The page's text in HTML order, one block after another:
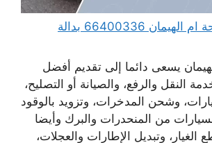
ونش كرين سطحة ام الهيمان 66400336 بدالة
يسعى دائما إلى تقديم أفضل
النقل والرفع، والصيانة أو التصليح،
وشحن المدخرات، وتزويد بالوقود
من المنحدرات والبرك وأيضا
الغيار، وتبديل الإطارات والعجلات،